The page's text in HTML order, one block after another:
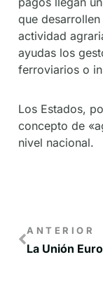
que
actividad
ayudas los
ferroviarios o
Los Estados,
concepto de
nivel nacional.
ANTERIOR